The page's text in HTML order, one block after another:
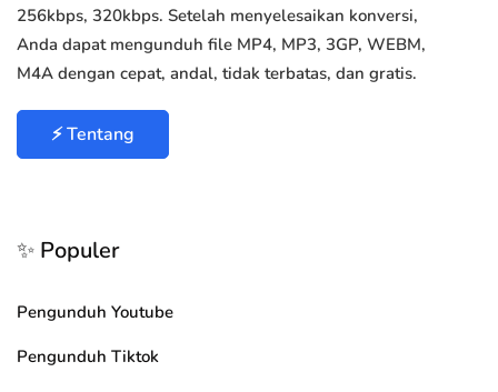
256kbps, 320kbps. Setelah menyelesaikan konversi,
Anda dapat mengunduh file MP4, MP3, 3GP, WEBM,
M4A dengan cepat, andal, tidak terbatas, dan gratis.
⚡ Tentang
✨ Populer
Pengunduh Youtube
Pengunduh Tiktok